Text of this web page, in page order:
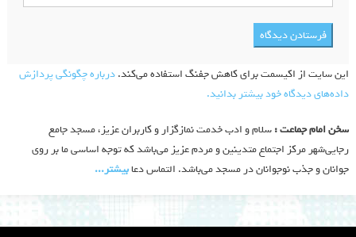
این سایت از اکیسمت برای کاهش جفنگ استفاده می‌کند.درباره چگونگی پردازش
داده‌های دیدگاه خود بیشتر بدانید.
سخن امام جماعت :سلام و ادب خدمت نمازگزار و کاربران عزیز، مسجد جامع
رجایی‌شهر مرکز اجتماع متدینین و مردم عزیز می‌باشد که توجه اساسی ما بر روی
جوانان و جذب نوجوانان در مسجد می‌باشد. التماس دعابیشتر‫...‬